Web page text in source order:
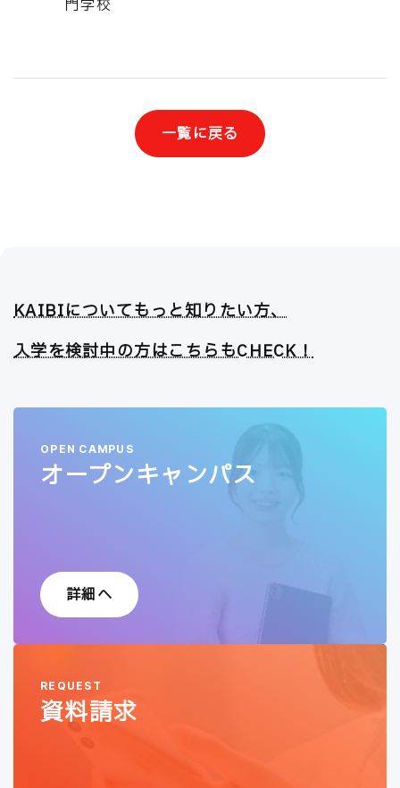
門学校
一覧に戻る
KAIBIについてもっと知りたい方、
入学を検討中の方はこちらもCHECK！
OPEN CAMPUS
オープンキャンパス
詳細へ
REQUEST
資料請求